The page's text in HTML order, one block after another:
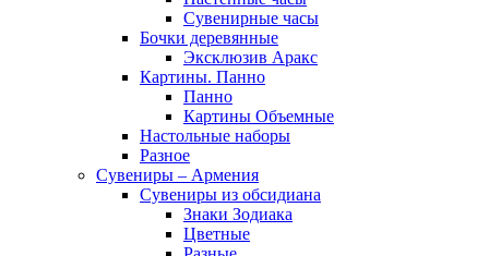
Сувенирные часы
Бочки деревянные
Эксклюзив Аракс
Картины. Панно
Панно
Картины Объемные
Настольные наборы
Разное
Сувениры – Армения
Сувениры из обсидиана
Знаки Зодиака
Цветные